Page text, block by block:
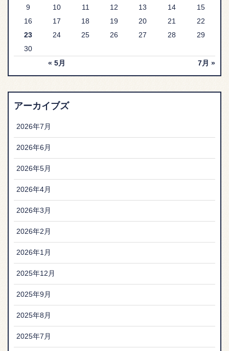
« 5月 7月 »
9 10 11 12 13 14
15
16
17 18 19 20 21
22
23
24 25 26 27 28
29
30
アーカイブズ
2026年7月
2026年6月
2026年5月
2026年4月
2026年3月
2026年2月
2026年1月
2025年12月
2025年9月
2025年8月
2025年7月